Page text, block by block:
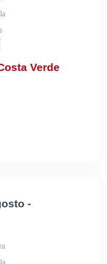
Verde
-